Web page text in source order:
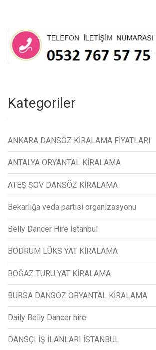
Kategoriler
ANKARA DANSÖZ KİRALAMA FİYATLARI
ANTALYA ORYANTAL KİRALAMA
ATEŞ ŞOV DANSÖZ KİRALAMA
Bekarlığa veda partisi organizasyonu
Belly Dancer Hire İstanbul
BODRUM LÜKS YAT KİRALAMA
BOĞAZ TURU YAT KİRALAMA
BURSA DANSÖZ ORYANTAL KİRALAMA
Daily Belly Dancer hire
DANSÇI İŞ İLANLARI İSTANBUL